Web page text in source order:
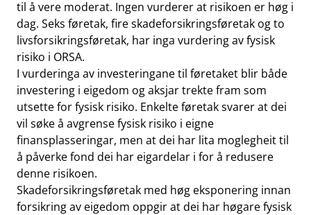
til å vere moderat. Ingen vurderer at risikoen er høg i
dag. Seks føretak, fire skadeforsikringsføretak og to
livsforsikringsføretak, har inga vurdering av fysisk
risiko i ORSA.
I vurderinga av investeringane til føretaket blir både
investering i eigedom og aksjar trekte fram som
utsette for fysisk risiko. Enkelte føretak svarer at dei
vil søke å avgrense fysisk risiko i eigne
finansplasseringar, men at dei har lita moglegheit til
å påverke fond dei har eigardelar i for å redusere
denne risikoen.
Skadeforsikringsføretak med høg eksponering innan
forsikring av eigedom oppgir at dei har høgare fysisk